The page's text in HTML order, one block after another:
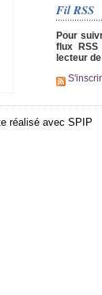
Fil RSS
Pour
flux RSS
lecteur
réalisé avec SPIP